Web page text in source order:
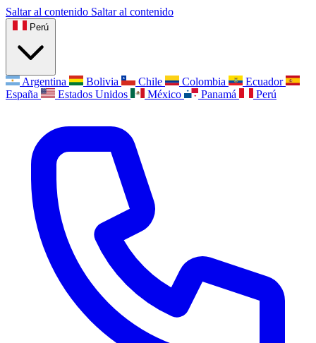
Saltar al contenido Saltar al contenido
Perú
Argentina Bolivia Chile Colombia
Ecuador
España
Estados Unidos México Panamá Perú